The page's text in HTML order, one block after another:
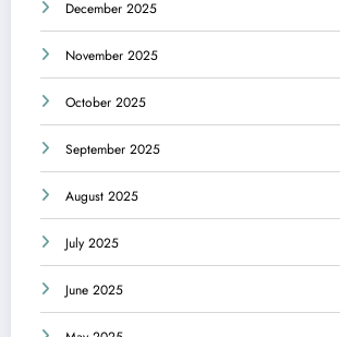
December 2025
November 2025
October 2025
September 2025
August 2025
July 2025
June 2025